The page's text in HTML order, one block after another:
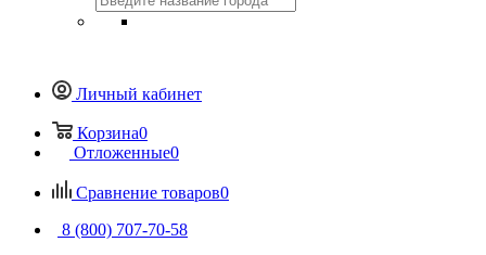
Личный кабинет
Корзина0
Отложенные0
Сравнение товаров0
8 (800) 707-70-58